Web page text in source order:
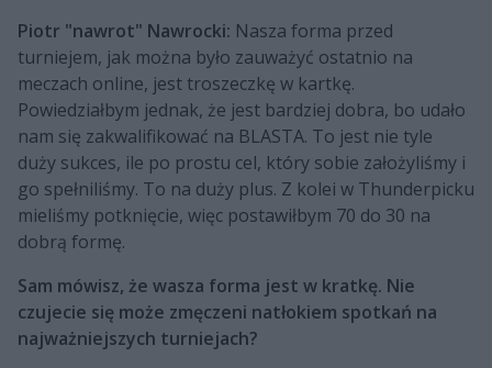
Piotr "nawrot" Nawrocki: Nasza forma przed
turniejem, jak można było zauważyć ostatnio na
meczach online, jest troszeczkę w kartkę.
Powiedziałbym jednak, że jest bardziej dobra, bo udało
nam się zakwalifikować na BLASTA. To jest nie tyle
duży sukces, ile po prostu cel, który sobie założyliśmy i
go spełniliśmy. To na duży plus. Z kolei w Thunderpicku
mieliśmy potknięcie, więc postawiłbym 70 do 30 na
dobrą formę.
Sam mówisz, że wasza forma jest w kratkę. Nie
czujecie się może zmęczeni natłokiem spotkań na
najważniejszych turniejach?